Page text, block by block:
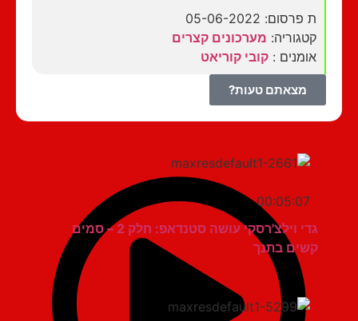
ת פרסום: 05-06-2022
קטגוריה:מערכונים קצרים
אומנים :קובי קוריאט
מצאתם טעות?
00:05:07
גדי וילצ'רסקי עושה סטנדאפ: חלק 2 – סמים
קשים בתנך